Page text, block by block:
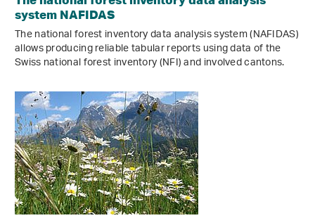
system NAFIDAS
The national forest inventory data analysis system (NAFIDAS)
allows producing reliable tabular reports using data of the
Swiss national forest inventory (NFI) and involved cantons.